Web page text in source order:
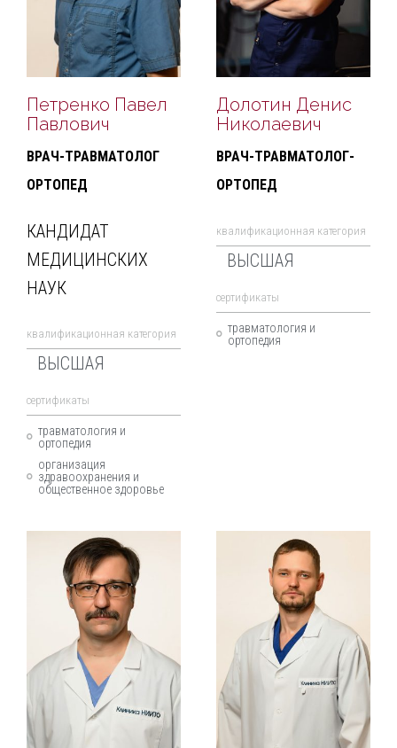
Петренко Павел
Павлович
ВРАЧ-ТРАВМАТОЛОГ
ОРТОПЕД
КАНДИДАТ
МЕДИЦИНСКИХ
НАУК
квалификационная категория
ВЫСШАЯ
cертификаты
травматология и
ортопедия
организация
здравоохранения и
общественное здоровье
Долотин Денис
Николаевич
ВРАЧ-ТРАВМАТОЛОГ-
ОРТОПЕД
квалификационная категория
ВЫСШАЯ
cертификаты
травматология и
ортопедия